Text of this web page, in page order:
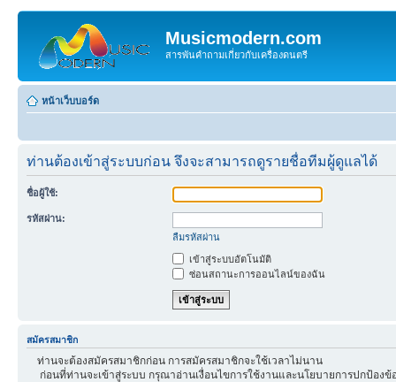
Musicmodern.com
สารพันคำถามเกี่ยวกับเครื่องดนตรี
หน้าเว็บบอร์ด
ท่านต้องเข้าสู่ระบบก่อน จึงจะสามารถดูรายชื่อทีมผู้ดูแลได้
ชื่อผู้ใช้:
รหัสผ่าน:
ลืมรหัสผ่าน
เข้าสู่ระบบอัตโนมัติ
ซ่อนสถานะการออนไลน์ของฉัน
สมัครสมาชิก
ท่านจะต้องสมัครสมาชิกก่อน การสมัครสมาชิกจะใช้เวลาไม่นาน
ก่อนที่ท่านจะเข้าสู่ระบบ กรุณาอ่านเงื่อนไขการใช้งานและนโยบายการปกป้อง